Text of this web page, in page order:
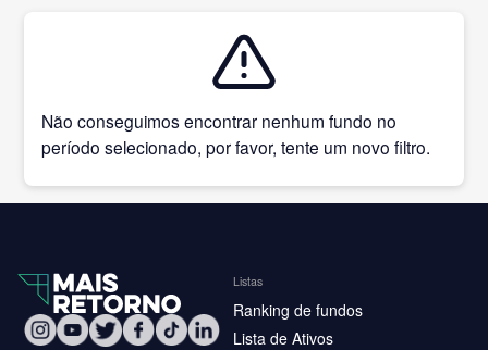
Não conseguimos encontrar nenhum fundo no
período selecionado, por favor, tente um novo filtro.
Listas
Ranking de fundos
Lista de Ativos